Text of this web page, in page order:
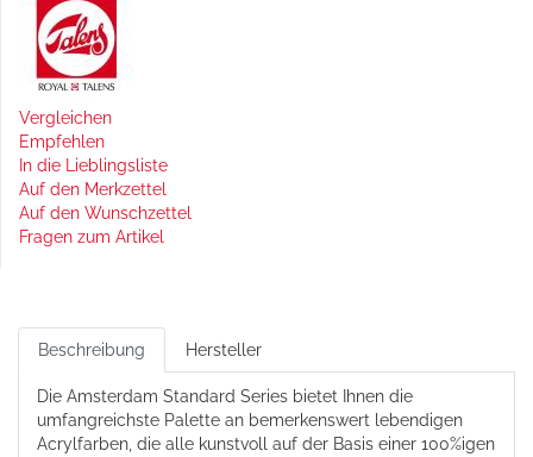
Vergleichen
Empfehlen
In die Lieblingsliste
Auf den Merkzettel
Auf den Wunschzettel
Fragen zum Artikel
Beschreibung Hersteller
Die Amsterdam Standard Series bietet Ihnen die
umfangreichste Palette an bemerkenswert lebendigen
Acrylfarben, die alle kunstvoll auf der Basis einer 100%igen